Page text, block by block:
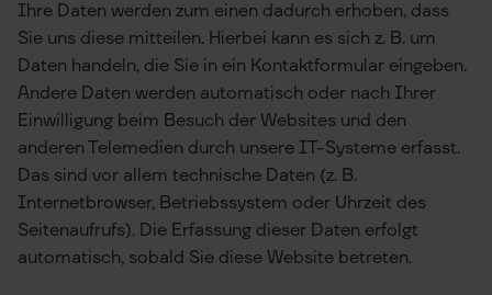
Ihre Daten werden zum einen dadurch erhoben, dass
Sie uns diese mitteilen. Hierbei kann es sich z. B. um
Daten handeln, die Sie in ein Kontaktformular eingeben.
Andere Daten werden automatisch oder nach Ihrer
Einwilligung beim Besuch der Websites und den
anderen Telemedien durch unsere IT-Systeme erfasst.
Das sind vor allem technische Daten (z. B.
Internetbrowser, Betriebssystem oder Uhrzeit des
Seitenaufrufs). Die Erfassung dieser Daten erfolgt
automatisch, sobald Sie diese Website betreten.